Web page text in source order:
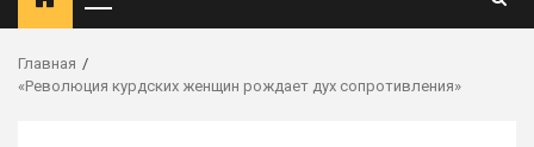
Главная
«Революция курдских женщин рождает дух сопротивления»